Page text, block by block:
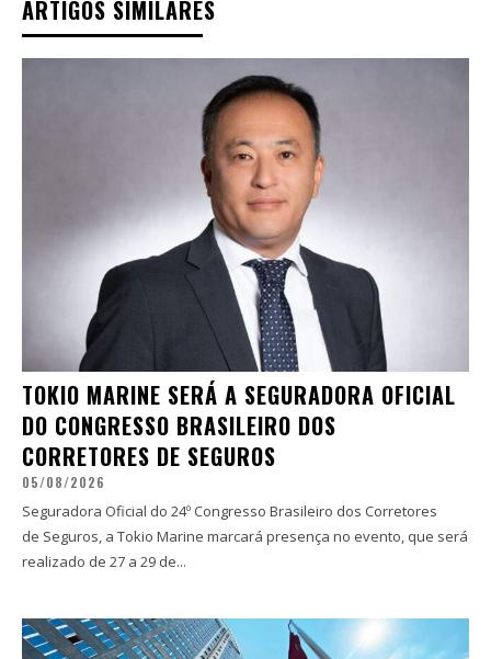
ARTIGOS SIMILARES
TOKIO MARINE SERÁ A SEGURADORA OFICIAL
DO CONGRESSO BRASILEIRO DOS
CORRETORES DE SEGUROS
05/08/2026
Seguradora Oficial do 24º Congresso Brasileiro dos Corretores
de Seguros, a Tokio Marine marcará presença no evento, que será
realizado de 27 a 29 de...